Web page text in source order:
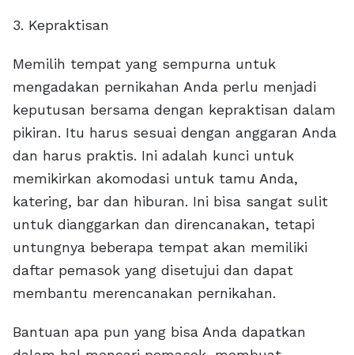
3. Kepraktisan
Memilih tempat yang sempurna untuk
mengadakan pernikahan Anda perlu menjadi
keputusan bersama dengan kepraktisan dalam
pikiran. Itu harus sesuai dengan anggaran Anda
dan harus praktis. Ini adalah kunci untuk
memikirkan akomodasi untuk tamu Anda,
katering, bar dan hiburan. Ini bisa sangat sulit
untuk dianggarkan dan direncanakan, tetapi
untungnya beberapa tempat akan memiliki
daftar pemasok yang disetujui dan dapat
membantu merencanakan pernikahan.
Bantuan apa pun yang bisa Anda dapatkan